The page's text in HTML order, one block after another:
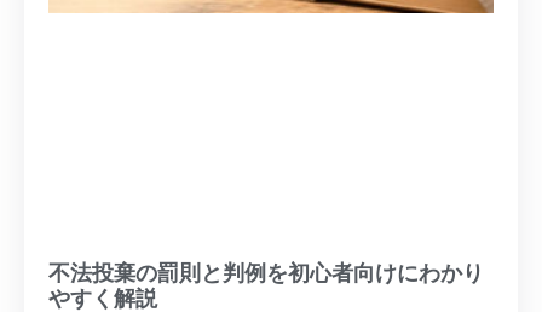
不法投棄の罰則と判例を初心者向けにわかり
やすく解説